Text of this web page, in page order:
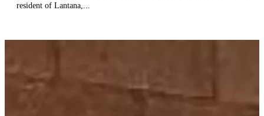
resident of Lantana,...